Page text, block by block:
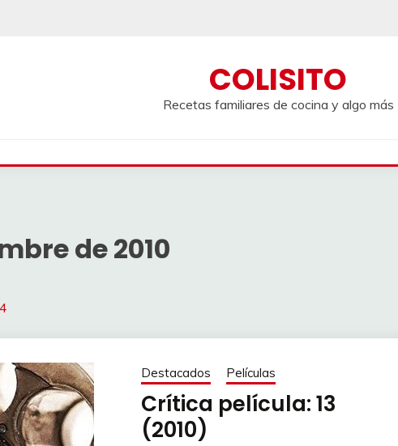
COLISITO
Recetas familiares de cocina y algo más
de 2010
Destacados Películas
Crítica película: 13
(2010)